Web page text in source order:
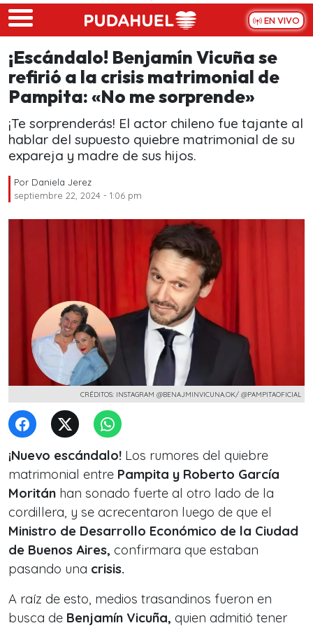
Skip to main content
EN VIVO
¡Escándalo! Benjamín Vicuña se
refirió a la crisis matrimonial de
Pampita: «No me sorprende»
¡Te sorprenderás! El actor chileno fue tajante al
hablar del supuesto quiebre matrimonial de su
expareja y madre de sus hijos.
Por Daniela Jerez
septiembre 22, 2024 - 1:06 pm
CRÉDITOS: INSTAGRAM @BENAJMINVICUNA.OK/ @PAMPITAOFICIAL
¡Nuevo escándalo! Los rumores del quiebre
matrimonial entre Pampita y Roberto García
Moritán han sonado fuerte al otro lado de la
cordillera, y se acrecentaron luego de que el
Ministro de Desarrollo Económico de la Ciudad
de Buenos Aires, confirmara que estaban
pasando una crisis.
A raíz de esto, medios trasandinos fueron en
busca de Benjamín Vicuña, quien admitió tener